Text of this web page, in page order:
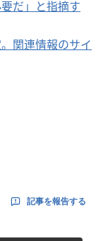
だ」と指摘す
関連情報のサイ
記事を報告する